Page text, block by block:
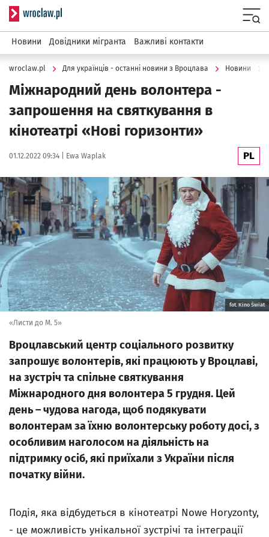
Serwis informacyjny wroclaw.pl
Новини Довідники мігранта Важливі контакти
wroclaw.pl Для українців - останні новини з Вроцлава Новини
Міжнародний день волонтера -
запрошення на святкування в
кінотеатрі «Нові горизонти»
Data publikacji:
01.12.2022 09:34 | Autor:
Ewa Waplak PL
Kliknij, aby powiększyć
fot. Kino Świat
«Листи до М. 5»
Вроцлавський центр соціального розвитку
запрошує волонтерів, які працюють у Вроцлаві,
на зустріч та спільне святкування
Міжнародного дня волонтера 5 грудня. Цей
день – чудова нагода, щоб подякувати
волонтерам за їхню волонтерську роботу досі, з
особливим наголосом на діяльність на
підтримку осіб, які приїхали з України після
початку війни.
Подія, яка відбудеться в кінотеатрі Nowe Horyzonty,
- це можливість унікальної зустрічі та інтеграції